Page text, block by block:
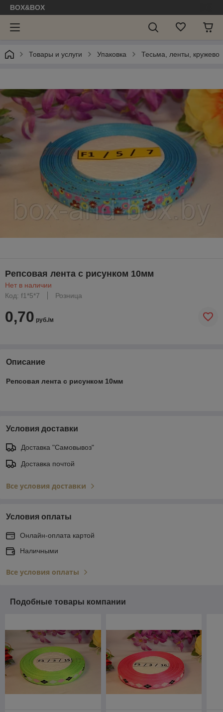
BOX&BOX
Товары и услуги Упаковка Тесьма, ленты, кружево
Репсовая лента с рисунком 10мм
Нет в наличии
Код: f1*5*7
Розница
0,70 руб./м
Описание
Репсовая лента с рисунком 10мм
Условия доставки
Доставка "Самовывоз"
Доставка почтой
Все условия доставки
Условия оплаты
Онлайн-оплата картой
Наличными
Все условия оплаты
Подобные товары компании